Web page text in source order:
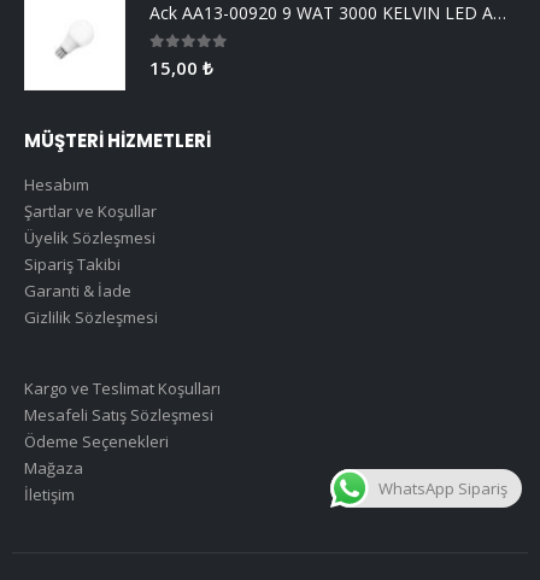
Ack AA13-00920 9 WAT 3000 KELVIN LED AMPUL
5 üzerinden
15,00 ₺
MÜŞTERİ HİZMETLERİ
Hesabım
Şartlar ve Koşullar
Üyelik Sözleşmesi
Sipariş Takibi
Garanti & İade
Gizlilik Sözleşmesi
Kargo ve Teslimat Koşulları
Mesafeli Satış Sözleşmesi
Ödeme Seçenekleri
Mağaza
İletişim
WhatsApp Sipariş